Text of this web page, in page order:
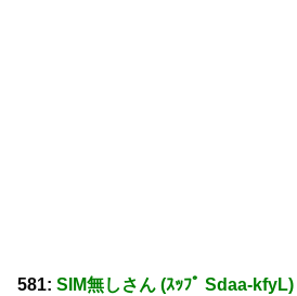
581: SIM無しさん (ｽｯﾌﾟ Sdaa-kfyL)